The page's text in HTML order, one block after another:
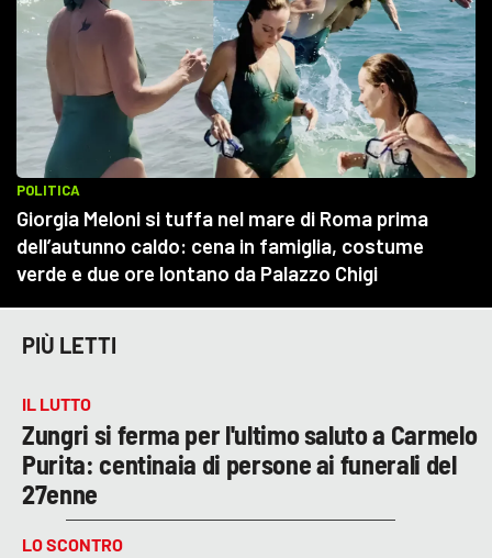
PIÙ LETTI
IL LUTTO
Zungri si ferma per l'ultimo saluto a Carmelo
Purita: centinaia di persone ai funerali del
27enne
LO SCONTRO